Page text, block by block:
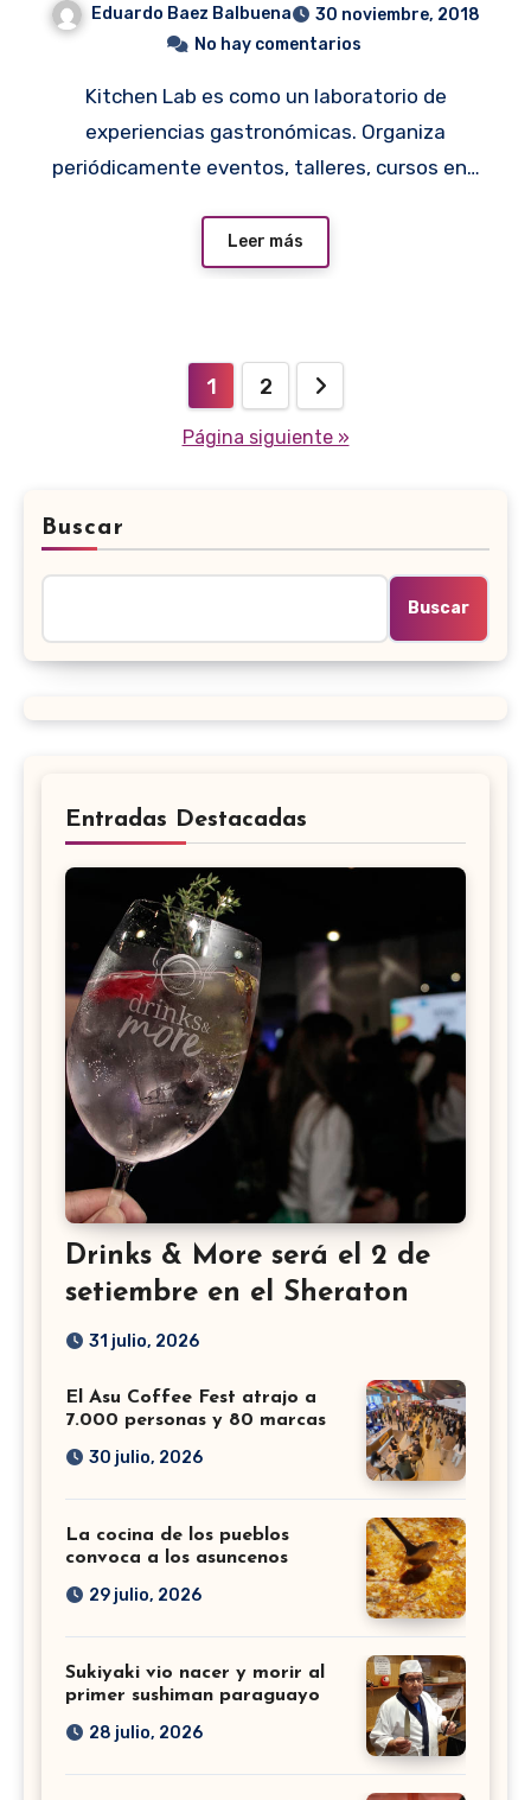
Eduardo Baez Balbuena
30 noviembre, 2018
No hay comentarios
Kitchen Lab es como un laboratorio de
experiencias gastronómicas. Organiza
periódicamente eventos, talleres, cursos en…
Leer más
Paginación
1 2
Página siguiente »
Buscar
Buscar
Entradas Destacadas
Drinks & More será el 2 de
setiembre en el Sheraton
31 julio, 2026
El Asu Coffee Fest atrajo a
7.000 personas y 80 marcas
30 julio, 2026
La cocina de los pueblos
convoca a los asuncenos
29 julio, 2026
Sukiyaki vio nacer y morir al
primer sushiman paraguayo
28 julio, 2026